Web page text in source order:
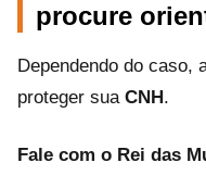
procure
Dependendo do caso,
proteger sua CNH .
Fale com o Rei das